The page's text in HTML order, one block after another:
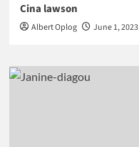
Cina lawson
Albert Oplog June 1, 2023